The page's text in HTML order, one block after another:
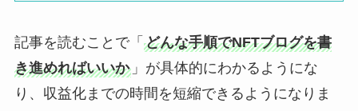
記事を読むことで「 どんな手順でNFTブログを書
き進めればいいか」が具体的にわかるようにな
り、収益化までの時間を短縮できるようになりま